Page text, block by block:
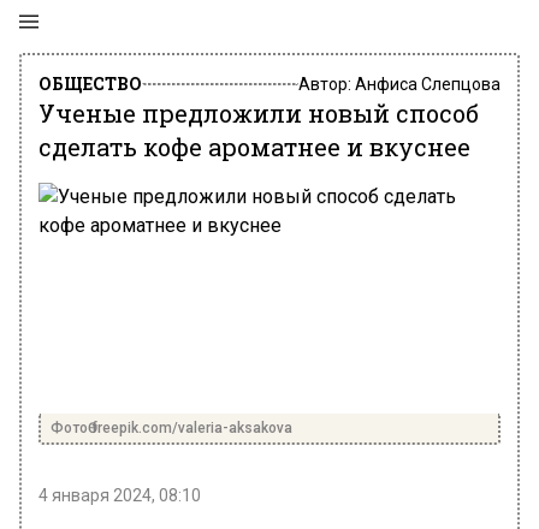
ОБЩЕСТВО Автор: Анфиса Слепцова
Ученые предложили новый способ
сделать кофе ароматнее и вкуснее
ФотоӨ freepik.com/valeria-aksakova
4 января 2024, 08:10